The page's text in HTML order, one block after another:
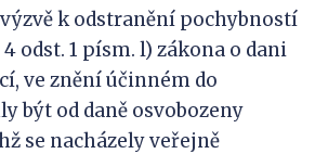
výzvě k odstranění pochybností
odst. 1 písm. l) zákona o dani
ve znění účinném do
být od daně osvobozeny
se nacházely veřejně